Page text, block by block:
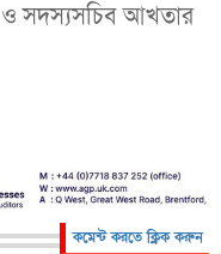
ও সদস্যসচিব আখতার
কমেন্ট করতে ক্লিক করুন